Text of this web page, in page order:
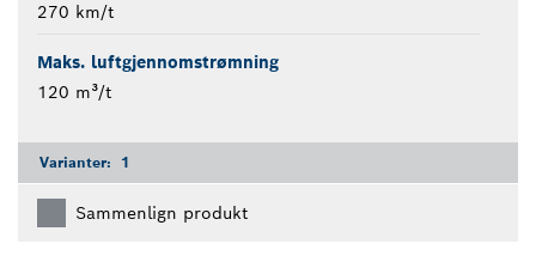
270 km/t
Maks. luftgjennomstrømning
120 m³/t
Varianter: 1
Sammenlign produkt